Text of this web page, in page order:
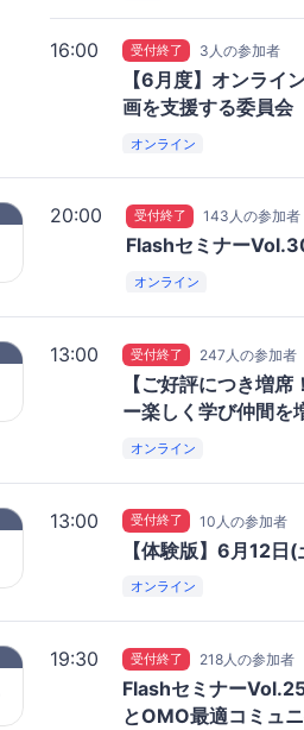
16:00 受付終了 3人の参加者
【6月度】オンライ
画を支援する委員会
オンライン
20:00 受付終了 143人の参加者
Flashセミナー
オンライン
13:00 受付終了 247人の参加者
【ご好評につき増
ー楽しく学び仲間を
オンライン
13:00 受付終了 10人の参加者
【体験版】6月12
オンライン
19:30 受付終了 218人の参加者
Flashセミナー
とOMO最適コミュ